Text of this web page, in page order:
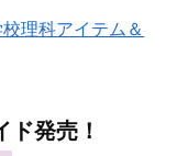
理科アイテム＆
発売！